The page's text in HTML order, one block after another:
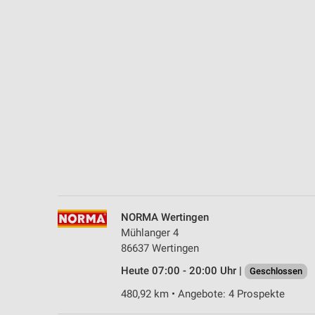
NORMA Wertingen
Mühlanger 4
86637 Wertingen
Heute 07:00 - 20:00 Uhr |
Geschlossen
480,92 km • Angebote: 4 Prospekte
Notwendig